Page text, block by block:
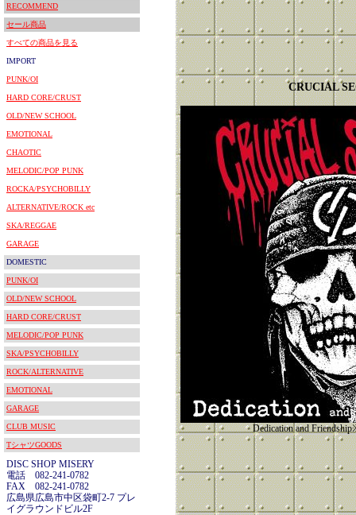
RECOMMEND
セール商品
すべての商品を見る
IMPORT
PUNK/OI
HARD CORE/CRUST
OLD/NEW SCHOOL
EMOTIONAL
CHAOTIC
MELODIC/POP PUNK
ROCKA/PSYCHOBILLY
ALTERNATIVE/ROCK etc
SKA/REGGAE
GARAGE
DOMESTIC
PUNK/OI
OLD/NEW SCHOOL
HARD CORE/CRUST
MELODIC/POP PUNK
SKA/PSYCHOBILLY
ROCK/ALTERNATIVE
EMOTIONAL
GARAGE
CLUB MUSIC
TシャツGOODS
DISC SHOP MISERY
電話 082-241-0782
FAX 082-241-0782
広島県広島市中区袋町2-7 プレ
イグラウンドビル2F
CRUCIAL
Dedication and